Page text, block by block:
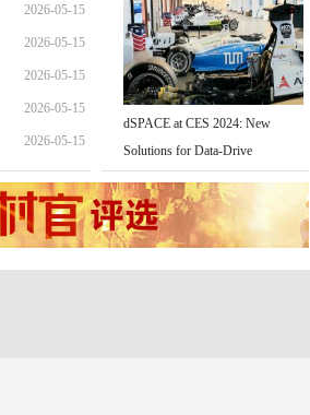
2026-05-15
2026-05-15
2026-05-15
2026-05-15
2026-05-15
dSPACE at CES 2024: New
Solutions for Data-Drive